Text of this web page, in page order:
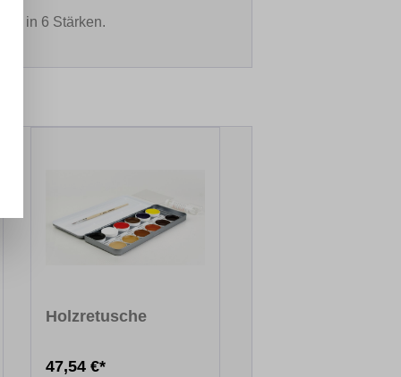
in 6 Stärken.
Holzretusche
47,54 €*